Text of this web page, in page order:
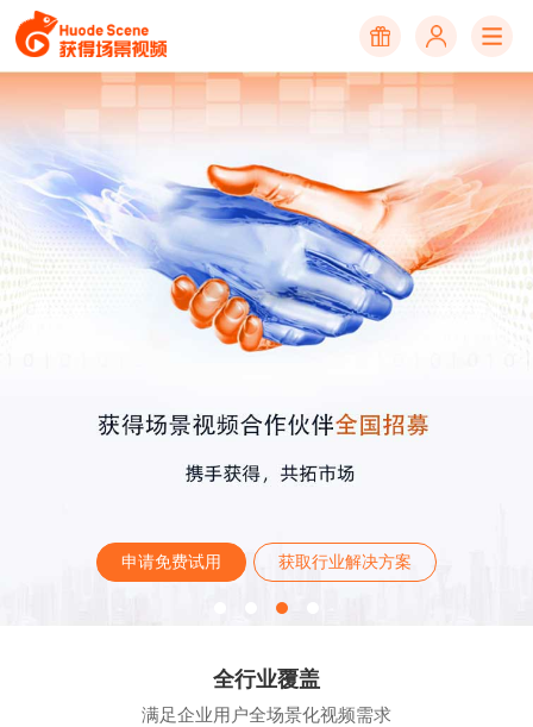
申请免费试用 获取行业解决方案
全行业覆盖
满足企业用户全场景化视频需求